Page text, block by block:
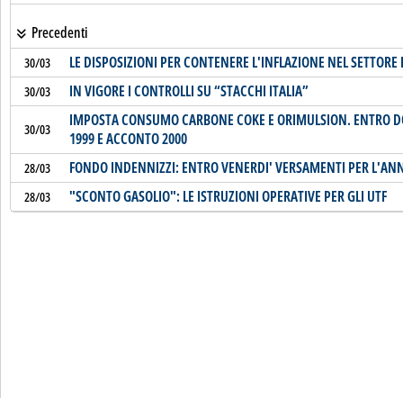
Precedenti
30/03 LE DISPOSIZIONI PER CONTENERE L'INFLAZIONE NEL
30/03 IN VIGORE I CONTROLLI SU “STACCHI ITALIA”
30/03
IMPOSTA CONSUMO CARBONE COKE E ORIMULSION. ENTRO
1999 E ACCONTO 2000
28/03 FONDO INDENNIZZI: ENTRO VENERDI' VERSAMENTI PER
28/03 "SCONTO GASOLIO": LE ISTRUZIONI OPERATIVE PER GLI UTF